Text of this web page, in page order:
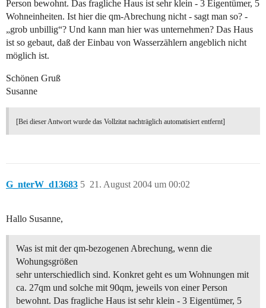
Person bewohnt. Das fragliche Haus ist sehr klein - 3 Eigentümer, 5
Wohneinheiten. Ist hier die qm-Abrechung nicht - sagt man so? -
„grob unbillig“? Und kann man hier was unternehmen? Das Haus
ist so gebaut, daß der Einbau von Wasserzählern angeblich nicht
möglich ist.
Schönen Gruß
Susanne
[Bei dieser Antwort wurde das Vollzitat nachträglich automatisiert entfernt]
G_nterW_d13683 21. August 2004 um 00:02
5
Hallo Susanne,
Was ist mit der qm-bezogenen Abrechung, wenn die
Wohungsgrößen
sehr unterschiedlich sind. Konkret geht es um Wohnungen mit
ca. 27qm und solche mit 90qm, jeweils von einer Person
bewohnt. Das fragliche Haus ist sehr klein - 3 Eigentümer, 5